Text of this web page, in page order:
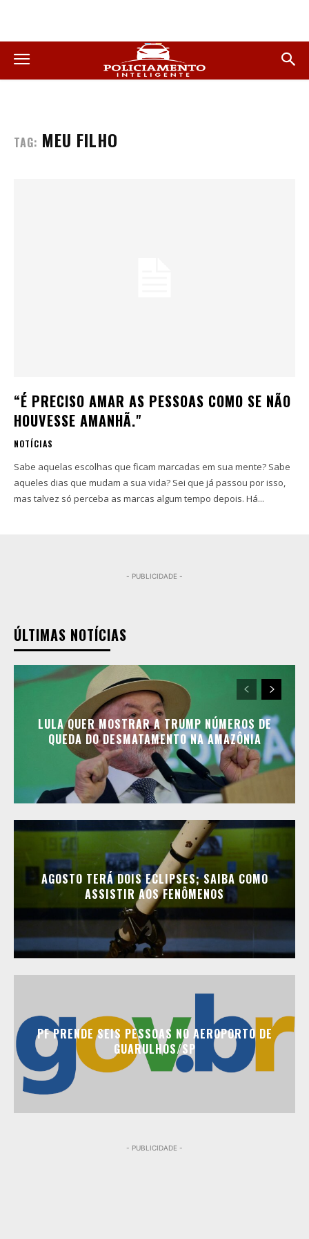
TAG: MEU FILHO
“É PRECISO AMAR AS PESSOAS COMO SE NÃO
HOUVESSE AMANHÃ."
NOTÍCIAS
Sabe aquelas escolhas que ficam marcadas em sua mente? Sabe
aqueles dias que mudam a sua vida? Sei que já passou por isso,
mas talvez só perceba as marcas algum tempo depois. Há...
- PUBLICIDADE -
ÚLTIMAS NOTÍCIAS
LULA QUER MOSTRAR A TRUMP NÚMEROS DE
QUEDA DO DESMATAMENTO NA AMAZÔNIA
AGOSTO TERÁ DOIS ECLIPSES; SAIBA COMO
ASSISTIR AOS FENÔMENOS
PF PRENDE SEIS PESSOAS NO AEROPORTO DE
GUARULHOS/SP
- PUBLICIDADE -